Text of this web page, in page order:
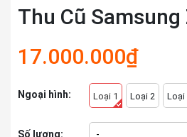
Thu Cũ Samsung
17.000.000₫
Ngoại hình: Loại 1 Loại 2 Loại
Số lượng: -